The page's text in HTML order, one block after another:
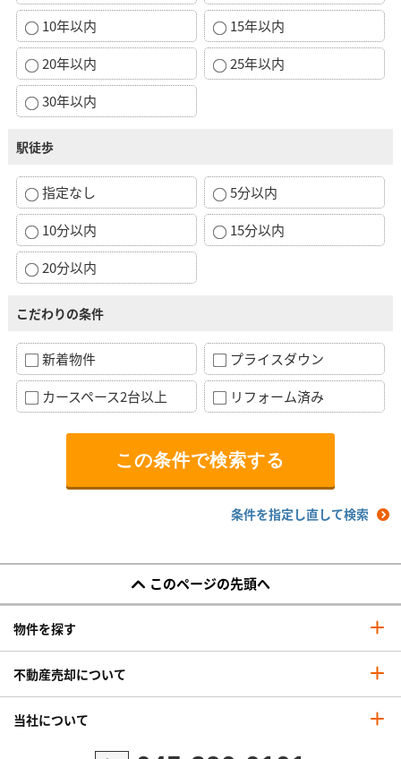
10年以内
15年以内
20年以内
25年以内
30年以内
駅徒歩
指定なし
5分以内
10分以内
15分以内
20分以内
こだわりの条件
新着物件
プライスダウン
カースペース2台以上
リフォーム済み
条件を指定し直して検索
このページの先頭へ
物件を探す
不動産売却について
当社について